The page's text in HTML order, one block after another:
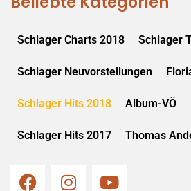
Schlager Charts 2018 Schlager
Schlager Neuvorstellungen
Schlager Hits 2018 Album-VÖ
Schlager Hits 2017 Thomas